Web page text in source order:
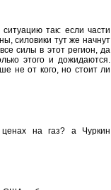
так: если части
силовики тут же начнут
силы в этот регион, да
этого и дожидаются.
не от кого, но стоит ли
на газ? а Чуркин